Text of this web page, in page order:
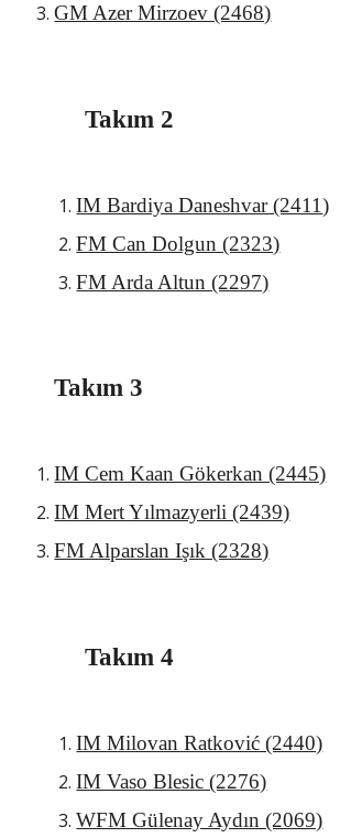
GM Azer Mirzoev (2468)
Takım 2
IM Bardiya Daneshvar (2411)
FM Can Dolgun (2323)
FM Arda Altun (2297)
Takım 3
IM Cem Kaan Gökerkan (2445)
IM Mert Yılmazyerli (2439)
FM Alparslan Işık (2328)
Takım 4
IM Milovan Ratković (2440)
IM Vaso Blesic (2276)
WFM Gülenay Aydın (2069)